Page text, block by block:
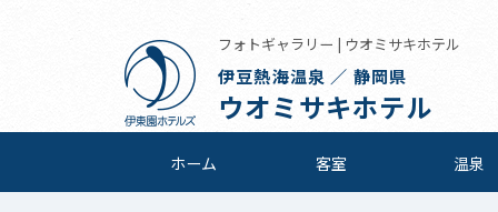
フォトギャラリー | ウオミサキホテル
伊豆熱海温泉 ／ 静岡県
ウオミサキホテル
ホーム 客室 温泉